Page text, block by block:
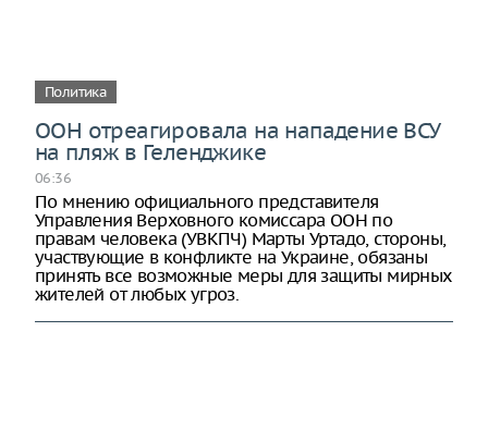
Политика
ООН отреагировала на нападение ВСУ
на пляж в Геленджике
06:36
По мнению официального представителя
Управления Верховного комиссара ООН по
правам человека (УВКПЧ) Марты Уртадо, стороны,
участвующие в конфликте на Украине, обязаны
принять все возможные меры для защиты мирных
жителей от любых угроз.